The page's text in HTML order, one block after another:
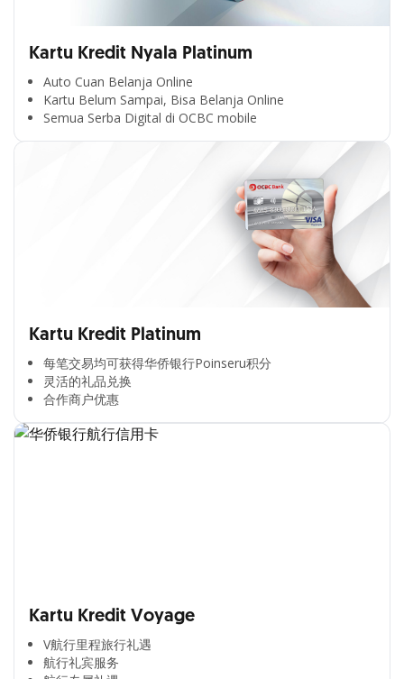
Kartu Kredit Nyala Platinum
Auto Cuan Belanja Online
Kartu Belum Sampai, Bisa Belanja Online
Semua Serba Digital di OCBC mobile
Kartu Kredit Platinum
每笔交易均可获得华侨银行Poinseru积分​
灵活的礼品兑换​
合作商户优惠​
Kartu Kredit Voyage
V航行里程旅行礼遇
航行礼宾服务